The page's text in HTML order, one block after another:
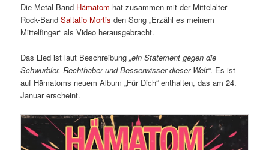
Die Metal-Band Hämatom hat zusammen mit der Mittelalter-
Rock-BandSaltatio Mortis den Song „Erzähl es meinem
Mittelfinger“ als Video herausgebracht.
Das Lied ist laut Beschreibung„ein Statement gegen die
Schwurbler, Rechthaber und Besserwisser dieser Welt“. Es ist
auf Hämatoms neuem Album „Für Dich“ enthalten, das am 24.
Januar erscheint.